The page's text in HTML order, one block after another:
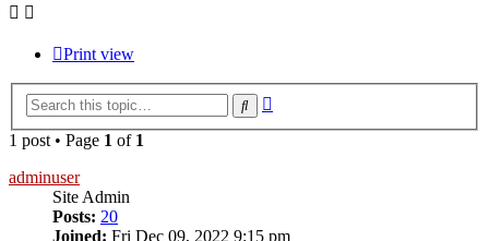
Print view
Search
1 post • Page 1 of 1
adminuser
Site Admin
Posts: 20
Joined: Fri Dec 09, 2022 9:15 pm